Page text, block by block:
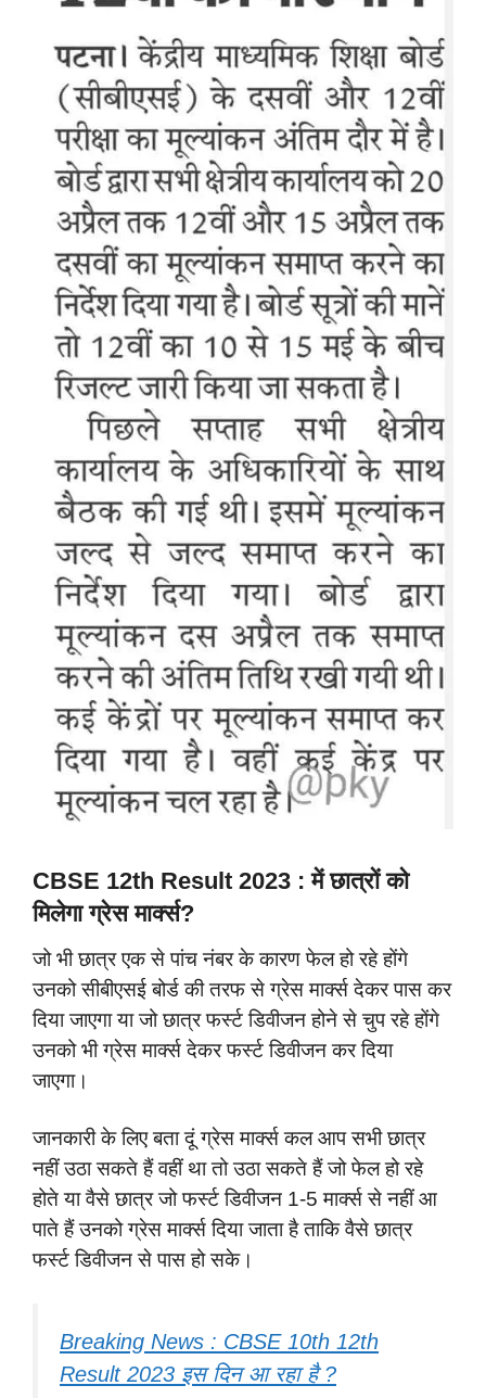
CBSE 12th Result 2023 : में छात्रों को
मिलेगा ग्रेस मार्क्स?
जो भी छात्र एक से पांच नंबर के कारण फेल हो रहे होंगे
उनको सीबीएसई बोर्ड की तरफ से ग्रेस मार्क्स देकर पास कर
दिया जाएगा या जो छात्र फर्स्ट डिवीजन होने से चुप रहे होंगे
उनको भी ग्रेस मार्क्स देकर फर्स्ट डिवीजन कर दिया
जाएगा।
जानकारी के लिए बता दूं ग्रेस मार्क्स कल आप सभी छात्र
नहीं उठा सकते हैं वहीं था तो उठा सकते हैं जो फेल हो रहे
होते या वैसे छात्र जो फर्स्ट डिवीजन 1-5 मार्क्स से नहीं आ
पाते हैं उनको ग्रेस मार्क्स दिया जाता है ताकि वैसे छात्र
फर्स्ट डिवीजन से पास हो सके।
Breaking News : CBSE 10th 12th
Result 2023 इस दिन आ रहा है ?